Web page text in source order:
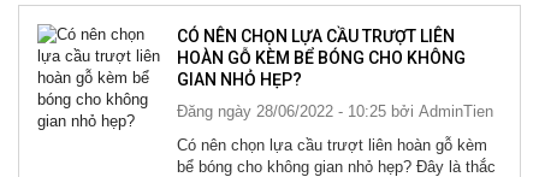
CÓ NÊN CHỌN LỰA CẦU TRƯỢT LIÊN
HOÀN GỖ KÈM BỂ BÓNG CHO KHÔNG
GIAN NHỎ HẸP?
Đăng ngày 28/06/2022 - 10:25 bởi AdminTien
Có nên chọn lựa cầu trượt liên hoàn gỗ kèm
bể bóng cho không gian nhỏ hẹp? Đây là thắc